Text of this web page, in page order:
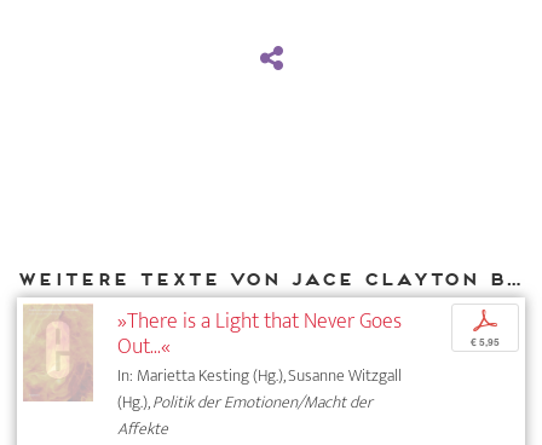
Weitere Texte von Jace Clayton bei DIAPHANES
»There is a Light that Never Goes
Out...«
In: Marietta Kesting (Hg.), Susanne Witzgall
(Hg.),Politik der Emotionen/Macht der
Affekte
p
€ 5,95